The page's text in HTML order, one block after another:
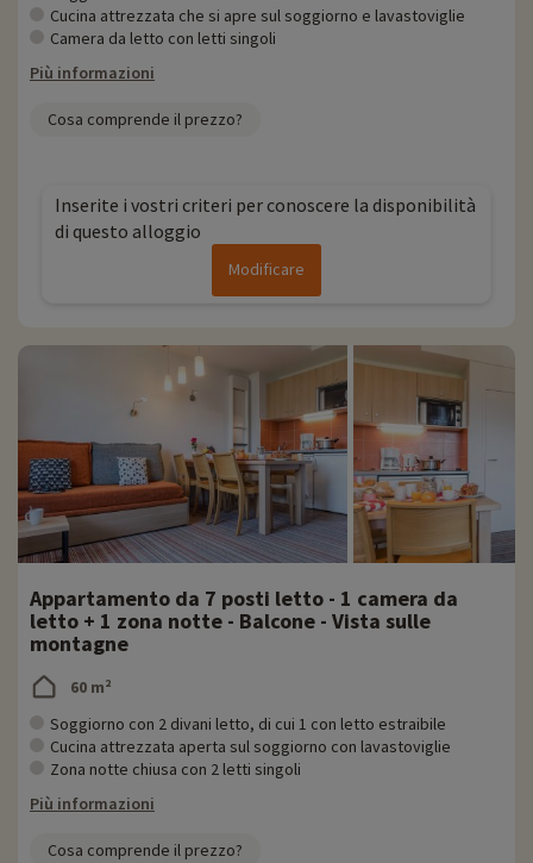
Cucina attrezzata che si apre sul soggiorno e lavastoviglie
Camera da letto con letti singoli
Più informazioni
Cosa comprende il prezzo?
Inserite i vostri criteri per conoscere la disponibilità
di questo alloggio
Modificare
Appartamento da 7 posti letto - 1 camera da
letto + 1 zona notte - Balcone - Vista sulle
montagne
60 m²
Soggiorno con 2 divani letto, di cui 1 con letto estraibile
Cucina attrezzata aperta sul soggiorno con lavastoviglie
Zona notte chiusa con 2 letti singoli
Più informazioni
Cosa comprende il prezzo?